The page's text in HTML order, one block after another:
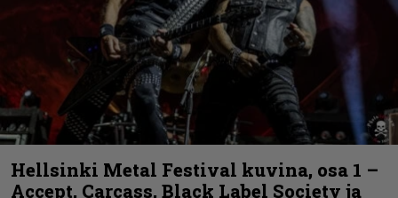
Hellsinki Metal Festival kuvina, osa 1 –
Accept, Carcass, Black Label Society ja